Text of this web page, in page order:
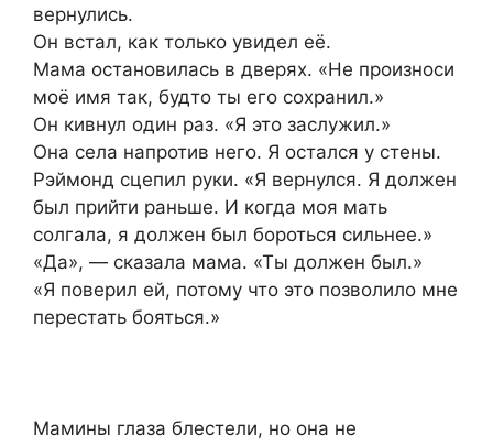
вернулись.
Он встал, как только увидел её.
Мама остановилась в дверях. «Не произноси
моё имя так, будто ты его сохранил.»
Он кивнул один раз. «Я это заслужил.»
Она села напротив него. Я остался у стены.
Рэймонд сцепил руки. «Я вернулся. Я должен
был прийти раньше. И когда моя мать
солгала, я должен был бороться сильнее.»
«Да», — сказала мама. «Ты должен был.»
«Я поверил ей, потому что это позволило мне
перестать бояться.»
Мамины глаза блестели, но она не